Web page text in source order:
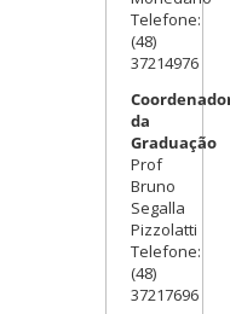
Telefone:
(48)
37214976
da
Graduação
Prof
Bruno
Segalla
Pizzolatti
Telefone:
(48)
37217696